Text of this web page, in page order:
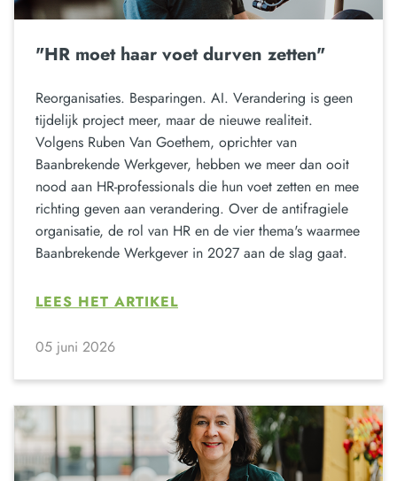
"HR moet haar voet durven zetten"
Reorganisaties. Besparingen. AI. Verandering is geen
tijdelijk project meer, maar de nieuwe realiteit.
Volgens Ruben Van Goethem, oprichter van
Baanbrekende Werkgever, hebben we meer dan ooit
nood aan HR-professionals die hun voet zetten en mee
richting geven aan verandering. Over de antifragiele
organisatie, de rol van HR en de vier thema's waarmee
Baanbrekende Werkgever in 2027 aan de slag gaat.
LEES HET ARTIKEL
05 juni 2026